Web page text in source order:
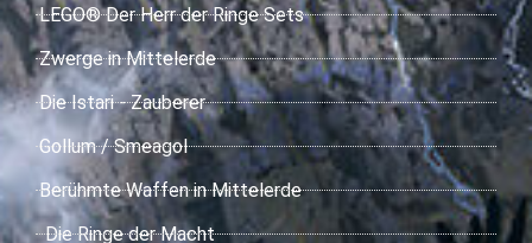
LEGO® Der Herr der Ringe Sets
Zwerge in Mittelerde
Die Istari - Zauberer
Gollum / Smeagol
Berühmte Waffen in Mittelerde
Die Ringe der Macht